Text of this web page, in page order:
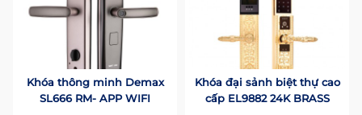
Khóa thông minh Demax
SL666 RM- APP WIFI
Khóa đại sảnh biệt thự cao
cấp EL9882 24K BRASS